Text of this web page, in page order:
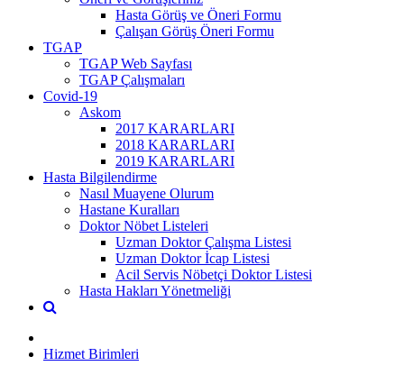
Hasta Görüş ve Öneri Formu
Çalışan Görüş Öneri Formu
TGAP
TGAP Web Sayfası
TGAP Çalışmaları
Covid-19
Askom
2017 KARARLARI
2018 KARARLARI
2019 KARARLARI
Hasta Bilgilendirme
Nasıl Muayene Olurum
Hastane Kuralları
Doktor Nöbet Listeleri
Uzman Doktor Çalışma Listesi
Uzman Doktor İcap Listesi
Acil Servis Nöbetçi Doktor Listesi
Hasta Hakları Yönetmeliği
Hizmet Birimleri